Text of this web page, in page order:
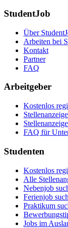
StudentJob
Über
Arbeiten bei
Kontakt
Partner
FAQ
Arbeitgeber
Kostenlos
FAQ für
Studenten
Kostenlos
Alle
Nebenjob
Ferienjob
Praktikum
Jobs im